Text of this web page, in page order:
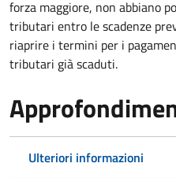
forza maggiore, non abbiano
tributari entro le scadenze
riaprire i termini per i
tributari già scaduti.
Ulteriori informazioni